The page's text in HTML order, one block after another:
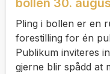
Pling i bollen er en
forestilling for én
Publikum inviteres
gjerne blir spådd at